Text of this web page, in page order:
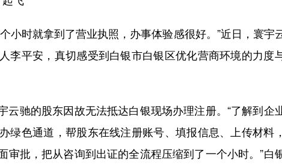
时就拿到了营业执照，办事体验感很好。”近日，寰宇
李平安，真切感受到白银市白银区优化营商环境的力度
驰的股东因故无法抵达白银现场办理注册。“了解到企
绿色通道，帮股东在线注册账号、填报信息、上传材料
批，把从咨询到出证的全流程压缩到了一个小时。”白